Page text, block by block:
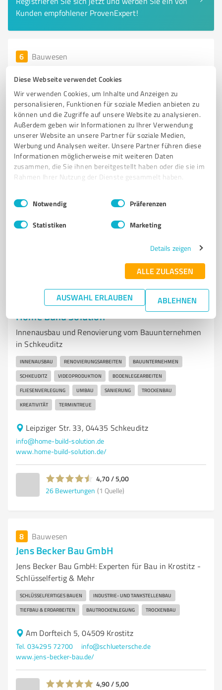
Diese Webseite verwendet Cookies
Wir verwenden Cookies, um Inhalte und Anzeigen zu
personalisieren, Funktionen für soziale Medien anbieten zu
können und die Zugriffe auf unsere Website zu analysieren.
Außerdem geben wir Informationen zu Ihrer Verwendung
unserer Website an unsere Partner für soziale Medien,
Werbung und Analysen weiter. Unsere Partner führen diese
Informationen möglicherweise mit weiteren Daten
zusammen, die Sie ihnen bereitgestellt haben oder die sie im
Rahmen Ihrer Nutzung der Dienste gesammelt haben.
Impressum Datenschutzbestimmungen
Einwilligungsauswahl
Notwendig Präferenzen
Statistiken Marketing
Details zeigen
ALLE ZULASSEN
AUSWAHL ERLAUBEN ABLEHNEN
Kunden empfohlener ProvenExpert!
6 Bauwesen
Baumaschinenverleih
MAST Baumaschinenverleih für Baumaschinen und
Gartentechnik im Saalekreis
BAUMASCHINENVERLEIH BAUMASCHINEN MIETEN GARTENTECHNIK
MINIBAGGER WURZELFRÄSE RÜTTELPLATTE SAALEKREIS
MIETSERVICE HOCHWERTIGE MASCHINEN PROFESSIONELLE BERATUNG
FLEXIBLER SERVICE FAIRE MIETKONDITIONEN
info@mast-baumaschinen.de
Bauwesen
Home Build Solution
Innenausbau und Renovierung vom Bauunternehmen
in Schkeuditz
INNENAUSBAU RENOVIERUNGSARBEITEN BAUUNTERNEHMEN
SCHKEUDITZ VIDEOPRODUKTION BODENLEGEARBEITEN
FLIESENVERLEGUNG UMBAU SANIERUNG TROCKENBAU
KREATIVITÄT TERMINTREUE
Leipziger Str. 33, 04435 Schkeuditz
info@home-build-solution.de
www.home-build-solution.de/
4,70 / 5,00
26 Bewertungen (1 Quelle)
8 Bauwesen
Jens Becker Bau GmbH
Jens Becker Bau GmbH: Experten für Bau in Krostitz -
Schlüsselfertig & Mehr
SCHLÜSSELFERTIGES BAUEN INDUSTRIE- UND TANKSTELLENBAU
TIEFBAU & ERDARBEITEN BAUTROCKENLEGUNG TROCKENBAU
Am Dorfteich 5, 04509 Krostitz
Tel. 034295 72700
info@schluetersche.de
www.jens-becker-bau.de/
4,90 / 5,00